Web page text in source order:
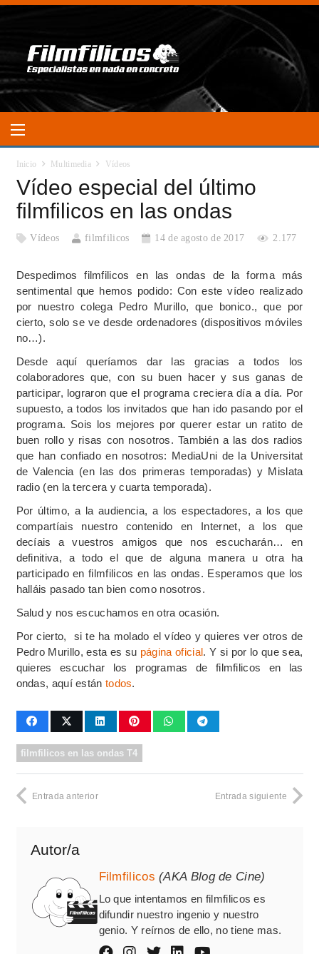
Inicio Multimedia Vídeos
Vídeo especial del último
filmfilicos en las ondas
Vídeos filmfilicos 14 de agosto de 2017 2.177
Despedimos filmfilicos en las ondas de la forma más
sentimental que hemos podido: Con este vídeo realizado
por nuestro colega Pedro Murillo, que bonico., que por
cierto, solo se ve desde ordenadores (dispositivos móviles
no…).
Desde aquí queríamos dar las gracias a todos los
colaboradores que, con su buen hacer y sus ganas de
participar, lograron que el programa creciera día a día. Por
supuesto, a todos los invitados que han ido pasando por el
programa. Sois los mejores por querer estar un ratito de
buen rollo y risas con nosotros. También a las dos radios
que han confiado en nosotros: MediaUni de la Universitat
de Valencia (en las dos primeras temporadas) y Mislata
radio (en la tercera y cuarta temporada).
Por último, a la audiencia, a los espectadores, a los que
compartíais nuestro contenido en Internet, a los que
decíais a vuestros amigos que nos escucharán… en
definitiva, a todo el que de alguna manera u otra ha
participado en filmfilicos en las ondas. Esperamos que los
halláis pasado tan bien como nosotros.
Salud y nos escuchamos en otra ocasión.
Por cierto, si te ha molado el vídeo y quieres ver otros de
Pedro Murillo, esta es su página oficial. Y si por lo que sea,
quieres escuchar los programas de filmfilicos en las
ondas, aquí están todos.
filmfilicos en las ondas T4
Entrada anterior Entrada siguiente
Autor/a
Filmfilicos (AKA Blog de Cine)
Lo que intentamos en filmfilicos es
difundir nuestro ingenio y nuestro
genio. Y reírnos de ello, no tiene mas.